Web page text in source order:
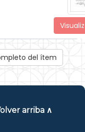
del ítem
arriba ∧